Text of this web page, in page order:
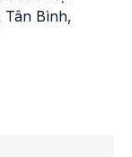
Tân Bình,